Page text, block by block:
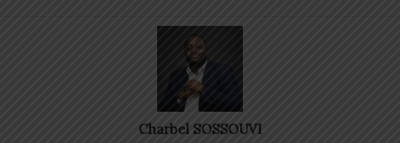
Charbel SOSSOUVI